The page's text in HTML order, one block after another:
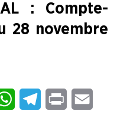
: Compte-
28 novembre
WhatsAppTelegram
Print